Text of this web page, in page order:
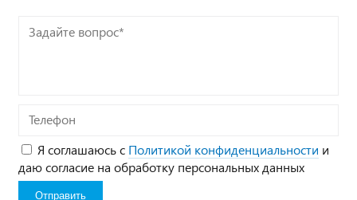
Задайте
Телефон
Я соглашаюсь с Политикой конфиденциальности и
даю согласие на обработку персональных данных